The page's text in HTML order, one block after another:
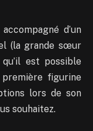
d’un
(la grande sœur
est possible
figurine
lors de son
souhaitez.